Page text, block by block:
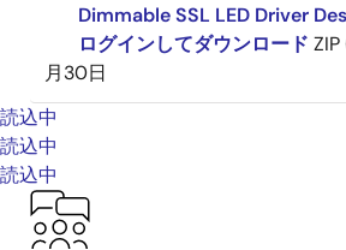
Dimmable SSL LED Driver
ログインしてダウンロード ZIP
月30日
読込中
読込中
読込中